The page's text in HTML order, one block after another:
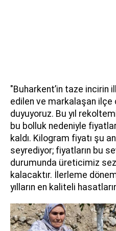
"Buharkent’in taze incirin
edilen ve markalaşan ilçe
duyuyoruz. Bu yıl
bu bolluk nedeniyle
kaldı. Kilogram fiyatı şu
seyrediyor; fiyatların bu
durumunda üreticimiz
kalacaktır. İlerleme
yılların en kaliteli